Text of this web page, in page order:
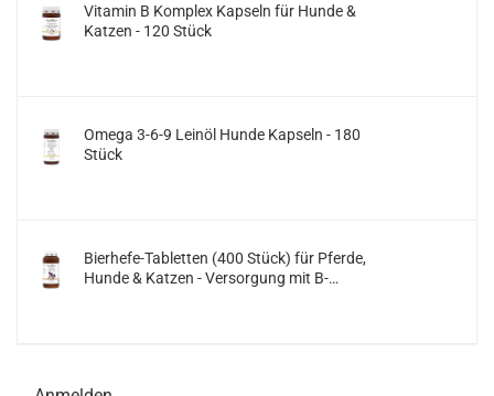
Vitamin B Komplex Kapseln für Hunde &
Katzen - 120 Stück
Omega 3-6-9 Leinöl Hunde Kapseln - 180
Stück
Bierhefe-Tabletten (400 Stück) für Pferde,
Hunde & Katzen - Versorgung mit B-